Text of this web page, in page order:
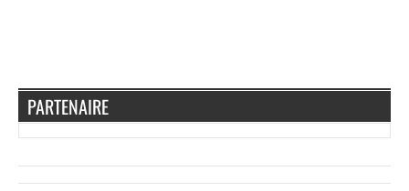
PARTENAIRE